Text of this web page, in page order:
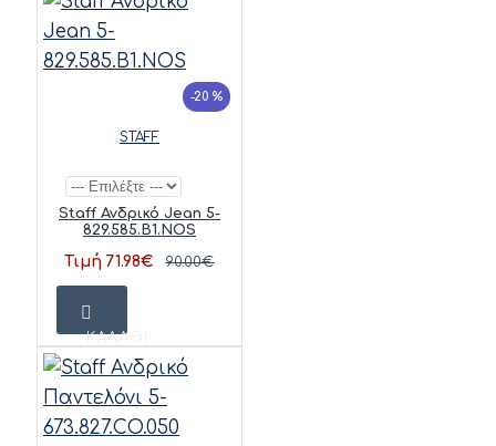
-20 %
STAFF
Staff Ανδρικό Jean 5-
829.585.B1.NOS
Τιμή 71.98€ 90.00€
ΚΑΛΆΘΙ